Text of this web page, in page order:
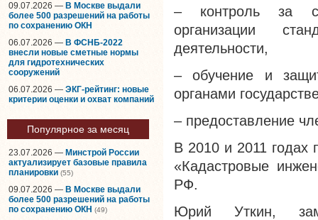
09.07.2026 — В Москве выдали
более 500 разрешений на работы
по сохранению ОКН
06.07.2026 — В ФСНБ-2022
внесли новые сметные нормы
для гидротехнических
сооружений
06.07.2026 — ЭКГ-рейтинг: новые
критерии оценки и охват компаний
Популярное за месяц
23.07.2026 — Минстрой России
актуализирует базовые правила
планировки (55)
09.07.2026 — В Москве выдали
более 500 разрешений на работы
по сохранению ОКН (49)
– контроль за
организации
деятельности,
– обучение и
органами
– предоставление
В 2010 и 2011 годах
«Кадастровые
РФ.
Юрий Уткин,